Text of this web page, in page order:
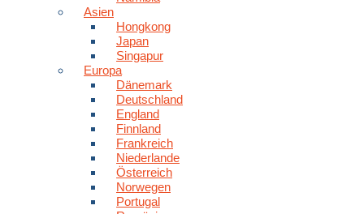
Asien
Hongkong
Japan
Singapur
Europa
Dänemark
Deutschland
England
Finnland
Frankreich
Niederlande
Österreich
Norwegen
Portugal